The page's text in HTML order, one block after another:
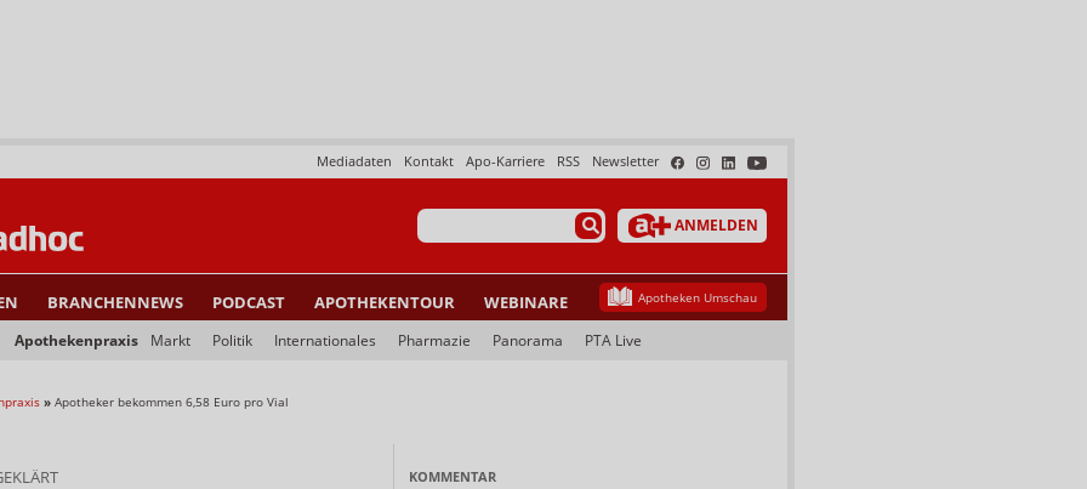
Newsletter
RSS
Apo-Karriere
Kontakt
Mediadaten
ANMELDEN
BRANCHENNEWS PODCAST APOTHEKENTOUR WEBINARE Apotheken Umschau
Apothekenpraxis Markt Politik Internationales Pharmazie Panorama PTA Live
» Apotheker bekommen 6,58 Euro pro Vial
KOMMENTAR